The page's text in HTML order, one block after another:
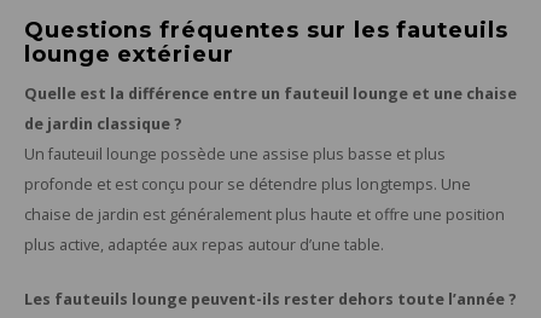
Questions fréquentes sur les fauteuils
lounge extérieur
Quelle est la différence entre un fauteuil lounge et une chaise
de jardin classique ?
Un fauteuil lounge possède une assise plus basse et plus
profonde et est conçu pour se détendre plus longtemps. Une
chaise de jardin est généralement plus haute et offre une position
plus active, adaptée aux repas autour d’une table.
Les fauteuils lounge peuvent-ils rester dehors toute l’année ?